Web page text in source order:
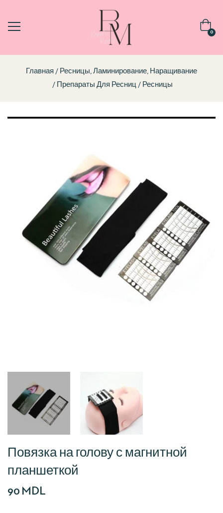
0
Главная
Ресницы, Ламинирование, Наращивание
Препараты Для Ресниц
Ресницы
Повязка на голову с магнитной
планшеткой
90 MDL